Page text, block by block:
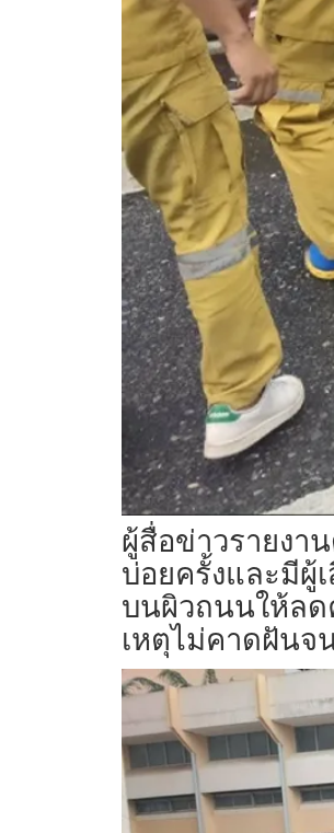
ผู้สื่อข่าวรายงา
บ่อยครั้งและมีผู้
บนผิวถนนให้ลด
เหตุไม่คาดฝันจ